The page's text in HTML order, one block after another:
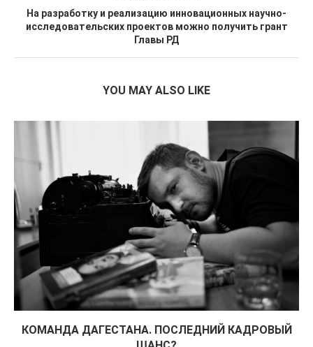
На разработку и реализацию инновационных научно-
исследовательских проектов можно получить грант
Главы РД
YOU MAY ALSO LIKE
КОМАНДА ДАГЕСТАНА. ПОСЛЕДНИЙ КАДРОВЫЙ